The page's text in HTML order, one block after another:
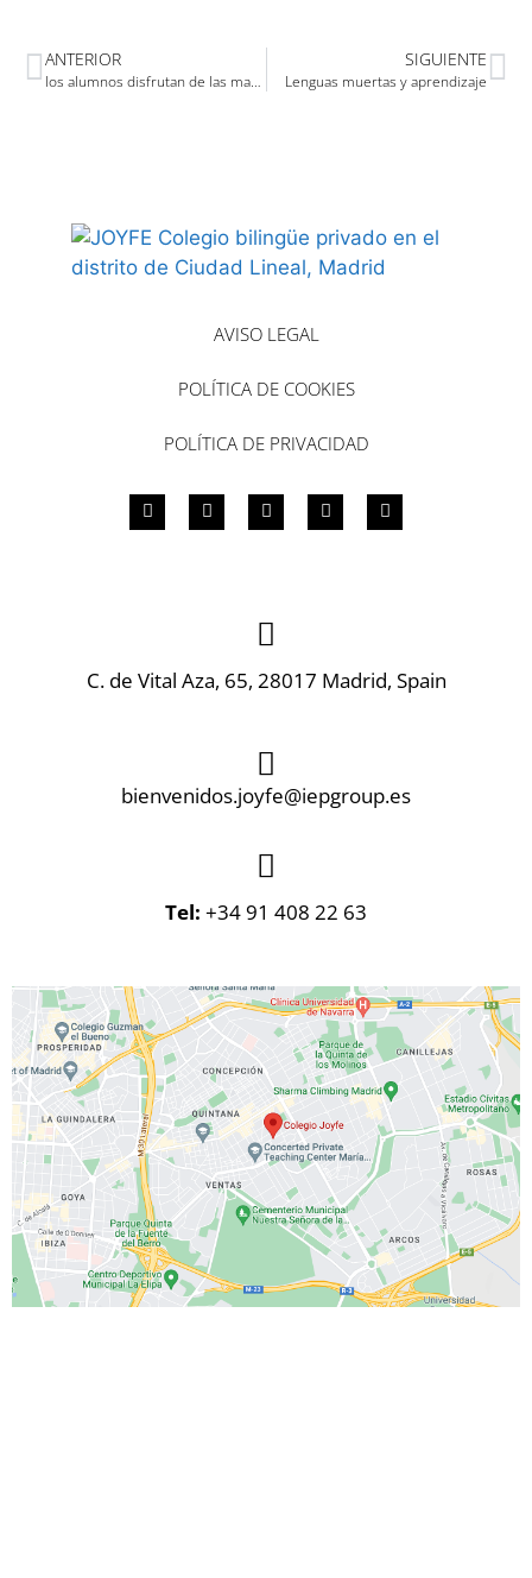
ANTERIOR SIGUIENTE
Lenguas muertas y aprendizaje
AVISO LEGAL
POLÍTICA DE COOKIES
POLÍTICA DE PRIVACIDAD
C. de Vital Aza, 65, 28017 Madrid, Spain
bienvenidos.joyfe@iepgroup.es
Tel: +34 91 408 22 63